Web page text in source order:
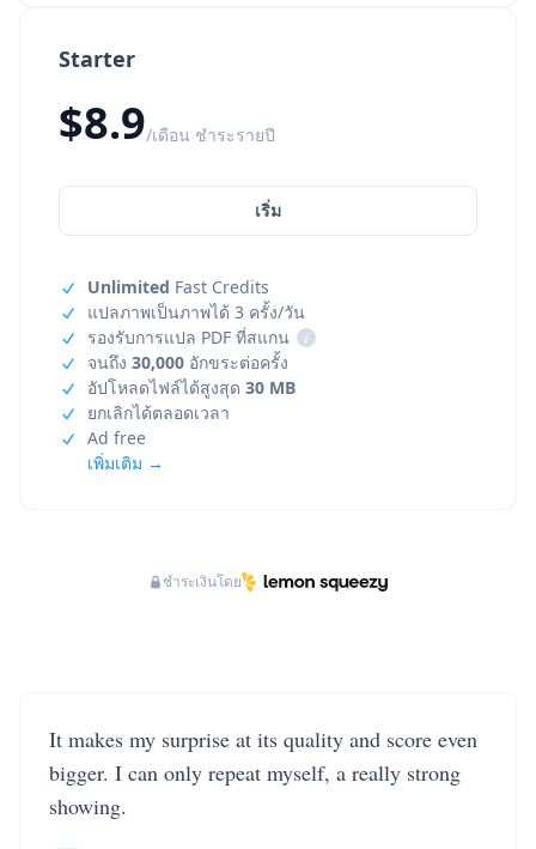
Starter
$8.9/เดือน ชำระรายปี
เริ่ม
Unlimited Fast Credits
แปลภาพเป็นภาพได้ 3 ครั้ง/วัน
รองรับการแปล PDF ที่สแกน
i
จนถึง 30,000 อักขระต่อครั้ง
อัปโหลดไฟล์ได้สูงสุด 30 MB
ยกเลิกได้ตลอดเวลา
Ad free
เพิ่มเติม →
ชำระเงินโดย
It makes my surprise at its quality and score even
bigger. I can only repeat myself, a really strong
showing.